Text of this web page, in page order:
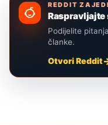
REDDIT
Raspravljajte
Podijelite
članke.
Otvori Reddit